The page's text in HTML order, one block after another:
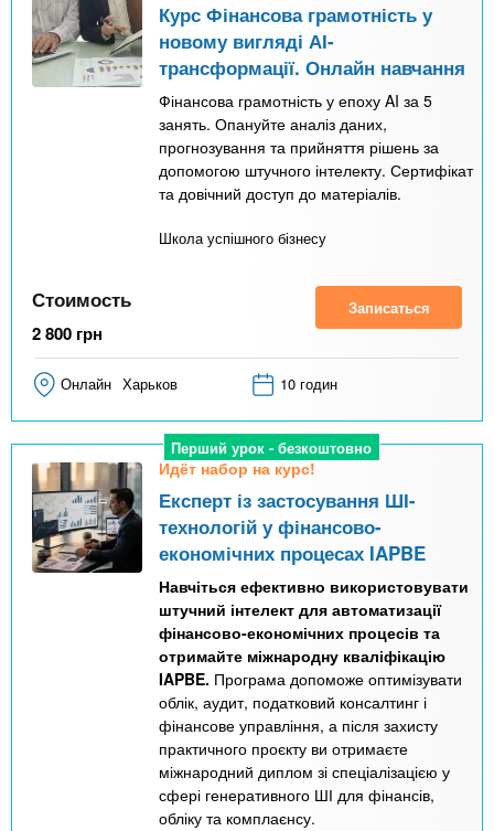
Курс Фінансова грамотність у
новому вигляді АІ-
трансформації. Онлайн навчання
Фінансова грамотність у епоху AI за 5
занять. Опануйте аналіз даних,
прогнозування та прийняття рішень за
допомогою штучного інтелекту. Сертифікат
та довічний доступ до матеріалів.
Школа успішного бізнесу
Стоимость
2 800 грн
Записаться
Онлайн Харьков 10 годин
Перший урок - безкоштовно
Идёт набор на курс!
Експерт із застосування ШІ-
технологій у фінансово-
економічних процесах IAPBE
Навчіться ефективно використовувати
штучний інтелект для автоматизації
фінансово-економічних процесів та
отримайте міжнародну кваліфікацію
IAPBE. Програма допоможе оптимізувати
облік, аудит, податковий консалтинг і
фінансове управління, а після захисту
практичного проєкту ви отримаєте
міжнародний диплом зі спеціалізацією у
сфері генеративного ШІ для фінансів,
обліку та комплаєнсу.